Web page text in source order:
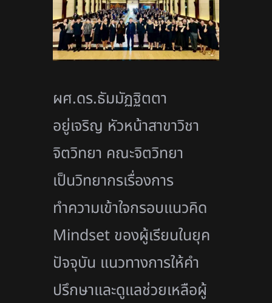
ผศ.ดร.ธัมมัฏฐิตตา
อยู่เจริญ หัวหน้าสาขาวิชา
จิตวิทยา คณะจิตวิทยา
เป็นวิทยากรเรื่องการ
ทำความเข้าใจกรอบแนวคิด
Mindset ของผู้เรียนในยุค
ปัจจุบัน แนวทางการให้คำ
ปรึกษาและดูแลช่วยเหลือผู้